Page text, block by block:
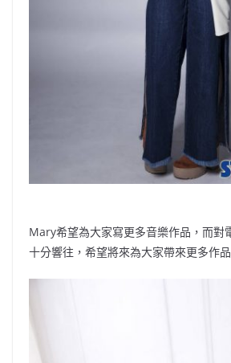
Mary希望為大家寫更多音樂作品，而對
十分響往，希望將來為大家帶來更多作品